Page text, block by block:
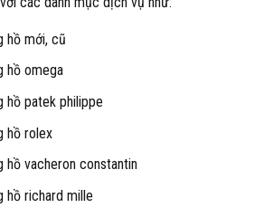
hồ mới, cũ
hồ omega
hồ patek philippe
hồ rolex
vacheron constantin
hồ richard mille